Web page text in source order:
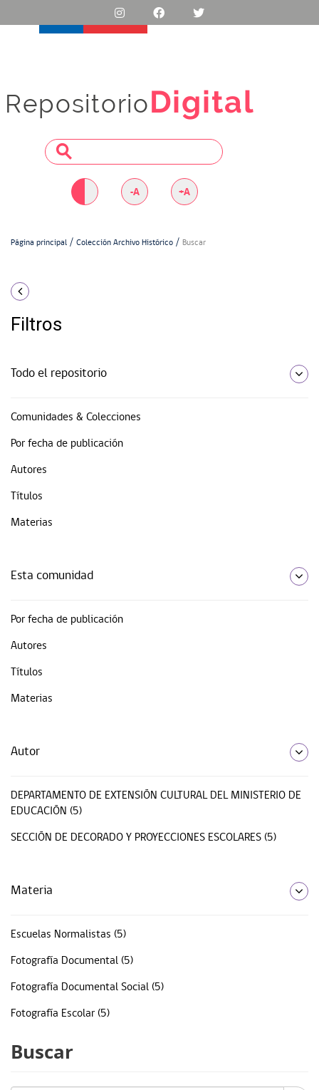
RepositorioDigital
-A +A
Página principal Colección Archivo Histórico Buscar
Filtros
Todo el repositorio
Comunidades & Colecciones
Por fecha de publicación
Autores
Títulos
Materias
Esta comunidad
Por fecha de publicación
Autores
Títulos
Materias
Autor
DEPARTAMENTO DE EXTENSIÓN CULTURAL DEL MINISTERIO DE
EDUCACIÓN (5)
SECCIÓN DE DECORADO Y PROYECCIONES ESCOLARES (5)
Materia
Escuelas Normalistas (5)
Fotografía Documental (5)
Fotografía Documental Social (5)
Fotografía Escolar (5)
Buscar